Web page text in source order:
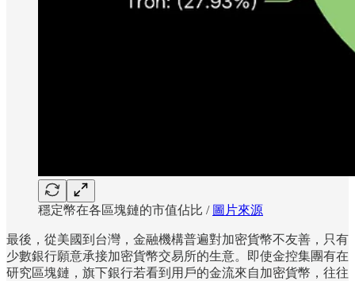
穩定幣在各區塊鏈的市值佔比 / 圖片來源
最後，從美國到台灣，金融機構普遍對加密貨幣不友善，只有
少數銀行願意承接加密貨幣交易所的生意。即使金控集團有在
研究區塊鏈，旗下銀行若看到用戶的金流來自加密貨幣，往往